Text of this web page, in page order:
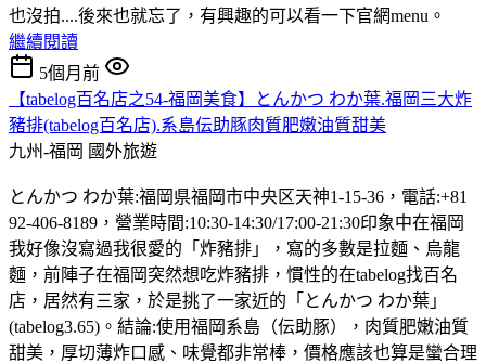
也沒拍....後來也就忘了，有興趣的可以看一下官網menu。
繼續閱讀
5個月前
【tabelog百名店之54-福岡美食】とんかつ わか葉.福岡三大炸
豬排(tabelog百名店).系島伝助豚肉質肥嫩油質甜美
九州-福岡 國外旅遊
とんかつ わか葉:福岡県福岡市中央区天神1-15-36，電話:+81
92-406-8189，營業時間:10:30-14:30/17:00-21:30印象中在福岡
我好像沒寫過我很愛的「炸豬排」，寫的多數是拉麵、烏龍
麵，前陣子在福岡突然想吃炸豬排，慣性的在tabelog找百名
店，居然有三家，於是挑了一家近的「とんかつ わか葉」
(tabelog3.65)。結論:使用福岡系島（伝助豚），肉質肥嫩油質
甜美，厚切薄炸口感、味覺都非常棒，價格應該也算是蠻合理